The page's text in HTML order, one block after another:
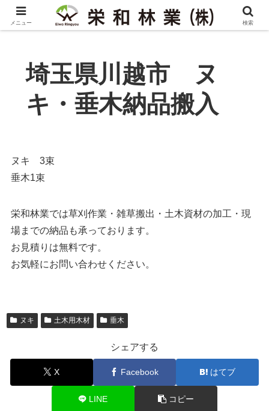
埼玉県川越市 ヌ
キ・垂木納品搬入
ヌキ 3束
垂木1束
栄和林業では草刈作業・雑草搬出・土木資材の加工・現
場までの納品も承っております。
お見積りは無料です。
お気軽にお問い合わせください。
ヌキ 土木用木材 垂木
シェアする
X Facebook はてブ
LINE コピー
メニュー 検索